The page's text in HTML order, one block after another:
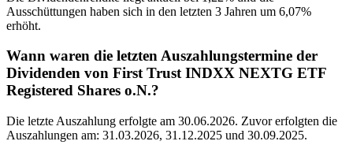
Ausschüttungen haben sich in den letzten 3 Jahren um 6,07%
erhöht.
Wann waren die letzten Auszahlungstermine der
Dividenden von First Trust INDXX NEXTG ETF
Registered Shares o.N.?
Die letzte Auszahlung erfolgte am 30.06.2026. Zuvor erfolgten die
Auszahlungen am: 31.03.2026, 31.12.2025 und 30.09.2025.